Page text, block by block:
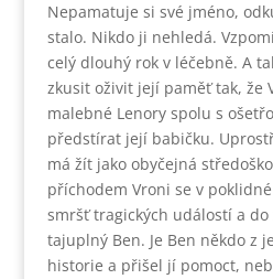
Nepamatuje si své jméno,
stalo. Nikdo ji nehledá.
celý dlouhý rok v léčebně. A
zkusit oživit její paměť tak, že
malebné Lenory spolu s
předstírat její babičku.
má žít jako obyčejná
příchodem Vroni se v
smršť tragických událostí a
tajuplný Ben. Je Ben někdo z
historie a přišel jí pomoct,